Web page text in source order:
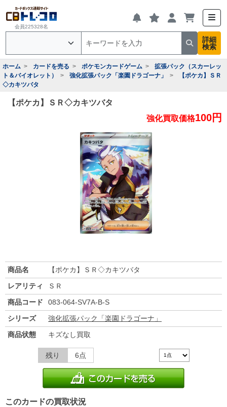
会員225328名
詳細
検索
ホーム カードを売る ポケモンカードゲーム
拡張パック（スカーレッ
ト＆バイオレット）
強化拡張パック「楽園ドラゴーナ」
【ポケカ】ＳＲ
◇カキツバタ
【ポケカ】ＳＲ◇カキツバタ
強化買取価格100円
商品名
【ポケカ】ＳＲ◇カキツバタ
レアリティ
ＳＲ
商品コード
083-064-SV7A-B-S
シリーズ
強化拡張パック「楽園ドラゴーナ」
商品状態
キズなし買取
残り 6点
このカードの買取状況